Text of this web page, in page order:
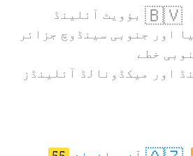
🇧🇻بؤویٹ آئلینڈ
اور جنوبی سینڈوچ جزائر
خطے
اور میکڈونالڈ آئلینڈز